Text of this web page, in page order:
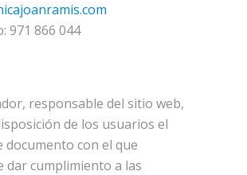
971 866 044
responsable del sitio web,
de los usuarios el
documento con el que
dar cumplimiento a las